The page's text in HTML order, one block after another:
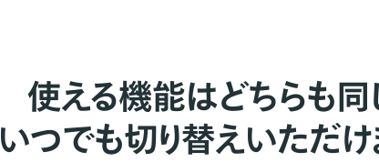
使える機能はどちらも同
いつでも切り替えいただけ